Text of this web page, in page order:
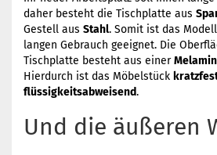
daher besteht die Tischplatte aus
Gestell aus Stahl. Somit ist das
langen Gebrauch geeignet. Die
Tischplatte besteht aus einer
Hierdurch ist das Möbelstück
flüssigkeitsabweisend.
Und die äußeren